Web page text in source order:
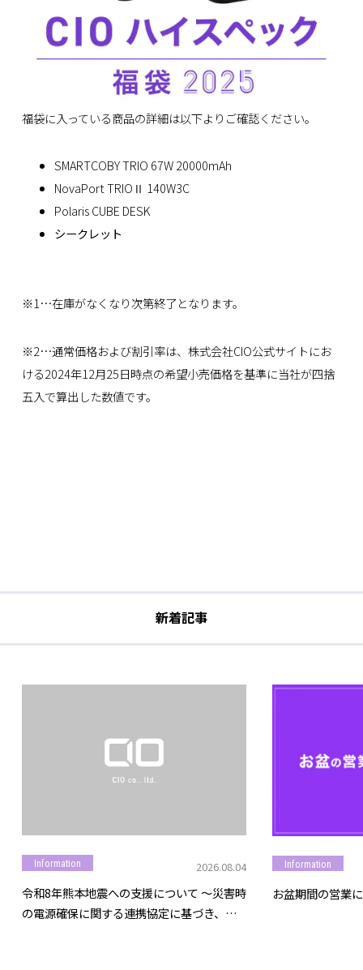
福袋に入っている商品の詳細は以下よりご確認ください。
SMARTCOBY TRIO 67W 20000mAh
NovaPort TRIOⅡ 140W3C
Polaris CUBE DESK
シークレット
※1…在庫がなくなり次第終了となります。
※2…通常価格および割引率は、株式会社CIO公式サイトにお
ける2024年12月25日時点の希望小売価格を基準に当社が四捨
五入で算出した数値です。
新着記事
Information 2026.08.04
令和8年熊本地震への支援について ～災害時
の電源確保に関する連携協定に基づき、モ
Information
お盆期間の営業